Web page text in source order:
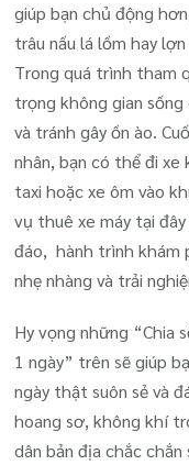
giúp bạn chủ động
trâu nấu lá lồm hay
Trong quá trình tham
trọng không gian
và tránh gây ồn ào.
nhân, bạn có thể đi
taxi hoặc xe ôm vào
vụ thuê xe máy tại
đáo, hành trình khám
nhẹ nhàng và trải
Hy vọng những “Chia
1 ngày” trên sẽ giúp
ngày thật suôn sẻ và
hoang sơ, không khí
dân bản địa chắc